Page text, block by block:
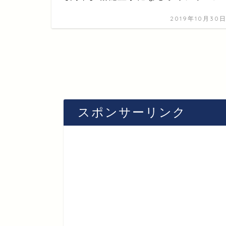
2019年10月30日
スポンサーリンク